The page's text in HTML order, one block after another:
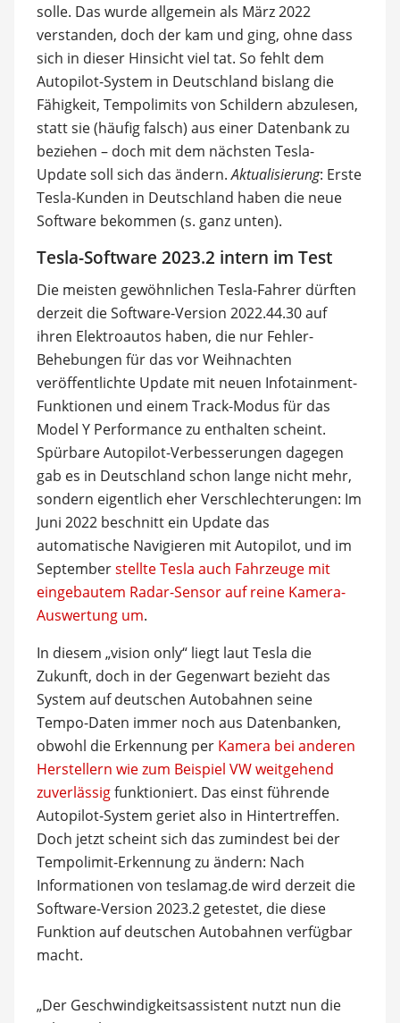
solle. Das wurde allgemein als März 2022
verstanden, doch der kam und ging, ohne dass
sich in dieser Hinsicht viel tat. So fehlt dem
Autopilot-System in Deutschland bislang die
Fähigkeit, Tempolimits von Schildern abzulesen,
statt sie (häufig falsch) aus einer Datenbank zu
beziehen – doch mit dem nächsten Tesla-
Update soll sich das ändern.Aktualisierung: Erste
Tesla-Kunden in Deutschland haben die neue
Software bekommen (s. ganz unten).
Tesla-Software 2023.2 intern im Test
Die meisten gewöhnlichen Tesla-Fahrer dürften
derzeit die Software-Version 2022.44.30 auf
ihren Elektroautos haben, die nur Fehler-
Behebungen für das vor Weihnachten
veröffentlichte Update mit neuen Infotainment-
Funktionen und einem Track-Modus für das
Model Y Performance zu enthalten scheint.
Spürbare Autopilot-Verbesserungen dagegen
gab es in Deutschland schon lange nicht mehr,
sondern eigentlich eher Verschlechterungen: Im
Juni 2022 beschnitt ein Update das
automatische Navigieren mit Autopilot, und im
Septemberstellte Tesla auch Fahrzeuge mit
eingebautem Radar-Sensor auf reine Kamera-
Auswertung um.
In diesem „vision only“ liegt laut Tesla die
Zukunft, doch in der Gegenwart bezieht das
System auf deutschen Autobahnen seine
Tempo-Daten immer noch aus Datenbanken,
obwohl die Erkennung per Kamera bei anderen
Herstellern wie zum Beispiel VW weitgehend
zuverlässigfunktioniert. Das einst führende
Autopilot-System geriet also in Hintertreffen.
Doch jetzt scheint sich das zumindest bei der
Tempolimit-Erkennung zu ändern: Nach
Informationen von teslamag.de wird derzeit die
Software-Version 2023.2 getestet, die diese
Funktion auf deutschen Autobahnen verfügbar
macht.
„Der Geschwindigkeitsassistent nutzt nun die